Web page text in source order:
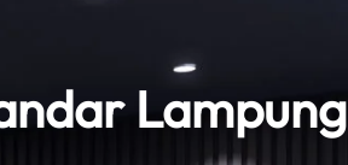
Lampung